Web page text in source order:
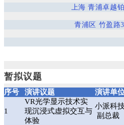
上海 青浦卓越
青浦区 竹盈路
暂拟议题
序号 演讲议题 演讲单
1
VR光学显示技术实
现沉浸式虚拟交互与
体验
小派科
副总裁